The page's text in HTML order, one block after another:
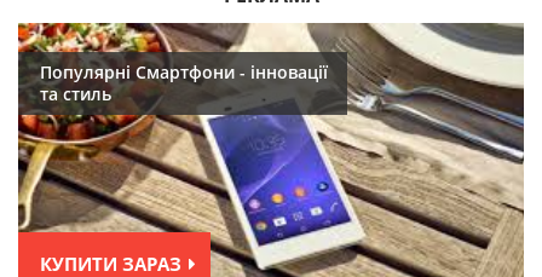
Популярні Смартфони - інновації
та стиль
КУПИТИ ЗАРАЗ